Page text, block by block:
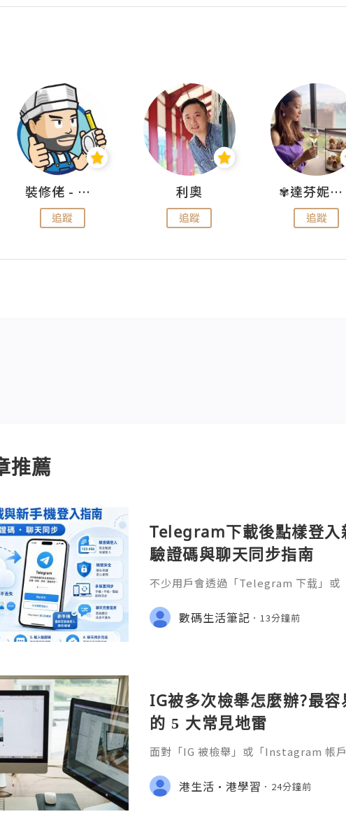
裝修佬 - 香港一站式網上裝修平台
追蹤
利奧
追蹤
✾達芬妮•愛孩子•愛生活✾
追蹤
推薦
Telegram下載後點樣登入
驗證碼與聊天同步指南
不少用戶會透過「Telegram 下载」或
有帳號、登入驗證碼、兩步驗證、聊天
操作次序錯誤，例如先刪除舊手機中
數碼生活筆記 13分鐘前
IG被多次檢舉怎麼辦?最
的 5 大常見地雷
面對「IG 被檢舉」或「Instagram 帳
文中，香港網頁集團將系統化拆解 IG
自救流程，以及合規預防策略，協助商
港生活·港學習 24分鐘前